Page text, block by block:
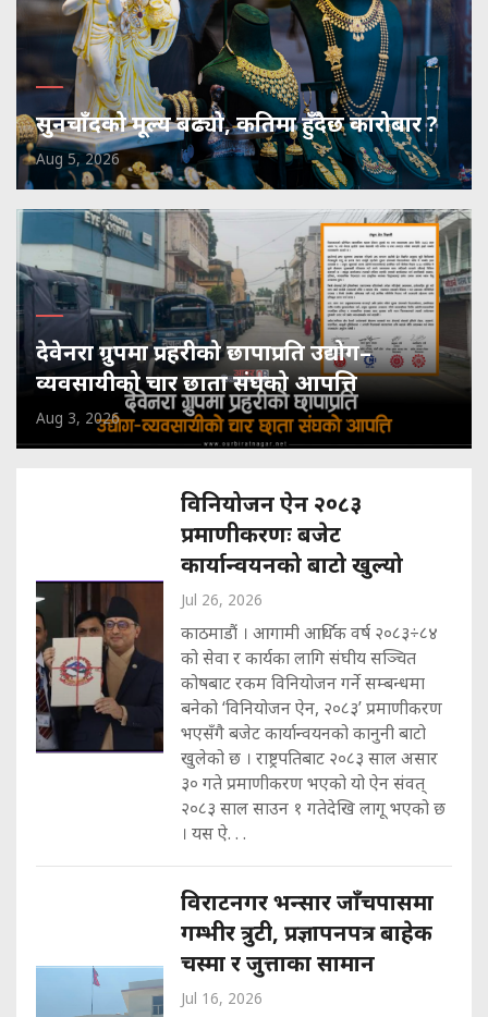
सुनचाँदको मूल्य बढ्यो, कतिमा हुँदैछ कारोबार ?
Aug 5, 2026
देवेनरा ग्रुपमा प्रहरीको छापाप्रति उद्योग–
व्यवसायीको चार छाता संघको आपत्ति
Aug 3, 2026
विनियोजन ऐन २०८३
प्रमाणीकरणः बजेट
कार्यान्वयनको बाटो खुल्यो
Jul 26, 2026
काठमाडौं । आगामी आर्थिक वर्ष २०८३÷८४
को सेवा र कार्यका लागि संघीय सञ्चित
कोषबाट रकम विनियोजन गर्ने सम्बन्धमा
बनेको ‘विनियोजन ऐन, २०८३’ प्रमाणीकरण
भएसँगै बजेट कार्यान्वयनको कानुनी बाटो
खुलेको छ । राष्ट्रपतिबाट २०८३ साल असार
३० गते प्रमाणीकरण भएको यो ऐन संवत्
२०८३ साल साउन १ गतेदेखि लागू भएको छ
। यस ऐ. . .
विराटनगर भन्सार जाँचपासमा
गम्भीर त्रुटी, प्रज्ञापनपत्र बाहेक
चस्मा र जुत्ताका सामान
Jul 16, 2026